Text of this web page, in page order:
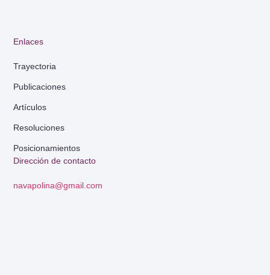
Dirección de contacto
navapolina@gmail.com
Enlaces
Trayectoria
Publicaciones
Artículos
Resoluciones
Posicionamientos